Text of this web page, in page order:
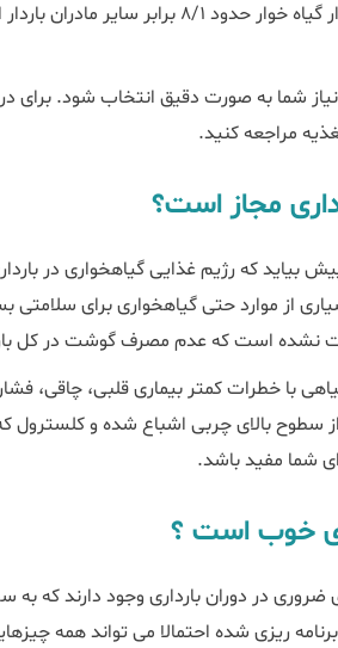
کند. نياز به آهن در مادران باردار گياه
شما به صورت دقیق انتخاب شود. برای
مراجعه کنید.
مجاز است؟
بیاید که رژیم غذایی گیاهخواری در
از موارد حتی گیاهخواری برای
نشده است که عدم مصرف گوشت در کل
با خطرات کمتر بیماری قلبی، چاقی،
سطوح بالای چربی اشباع شده و کلسترول
شما مفید باشد.
خوب است ؟
ضروری در دوران بارداری وجود دارند که
ریزی شده احتمالا می تواند همه